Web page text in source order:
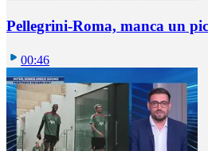
Pellegrini-Roma, manca un
00:46